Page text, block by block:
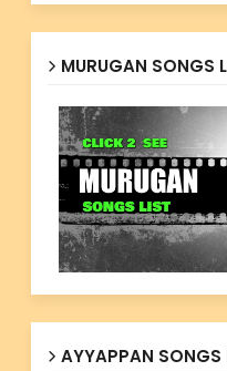
MURUGAN SONGS
AYYAPPAN SONGS